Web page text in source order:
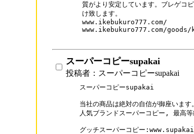
質がより安定しています。ブレゲコ
け致します。
www.ikebukuro777.com/
www.ikebukuro777.com/
スーパーコピーsupakai
投稿者：スーパーコピーsupakai
スーパーコピーsupakai
当社の商品は絶対の自信が御座います。
人気ブランドスーパーコピー, 最高等
グッチスーパーコピー